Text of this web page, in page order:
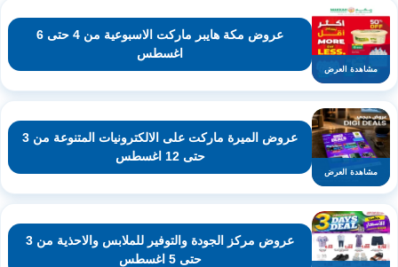
مشاهدة العرض
عروض مكة هايبر ماركت الاسبوعية من 4 حتى 6
اغسطس
مشاهدة العرض
عروض الميرة ماركت على الالكترونيات المتنوعة من 3
حتى 12 اغسطس
عروض مركز الجودة والتوفير للملابس والاحذية من 3
حتى 5 اغسطس